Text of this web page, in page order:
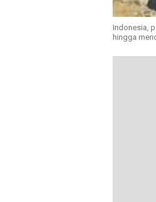
Indonesia,
hingga